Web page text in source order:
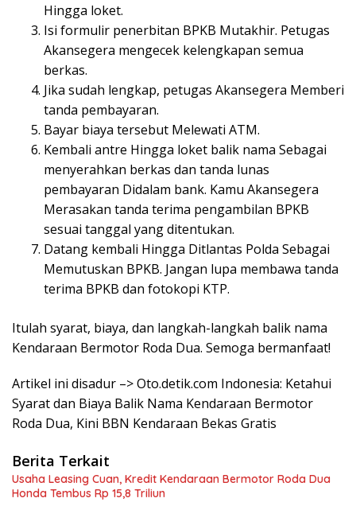
Hingga loket.
Isi formulir penerbitan BPKB Mutakhir. Petugas
Akansegera mengecek kelengkapan semua
berkas.
Jika sudah lengkap, petugas Akansegera Memberi
tanda pembayaran.
Bayar biaya tersebut Melewati ATM.
Kembali antre Hingga loket balik nama Sebagai
menyerahkan berkas dan tanda lunas
pembayaran Didalam bank. Kamu Akansegera
Merasakan tanda terima pengambilan BPKB
sesuai tanggal yang ditentukan.
Datang kembali Hingga Ditlantas Polda Sebagai
Memutuskan BPKB. Jangan lupa membawa tanda
terima BPKB dan fotokopi KTP.
Itulah syarat, biaya, dan langkah-langkah balik nama
Kendaraan Bermotor Roda Dua. Semoga bermanfaat!
Artikel ini disadur –> Oto.detik.com Indonesia: Ketahui
Syarat dan Biaya Balik Nama Kendaraan Bermotor
Roda Dua, Kini BBN Kendaraan Bekas Gratis
Berita Terkait
Usaha Leasing Cuan, Kredit Kendaraan Bermotor Roda Dua
Honda Tembus Rp 15,8 Triliun